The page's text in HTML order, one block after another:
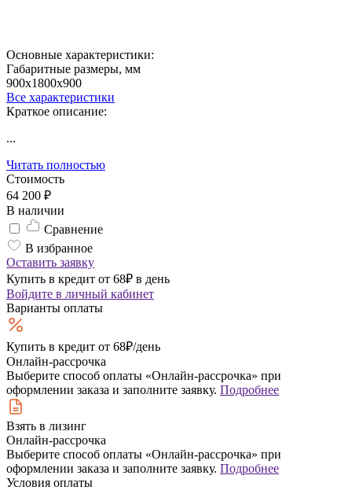
Основные характеристики:
Габаритные размеры, мм
900х1800х900
Все характеристики
Краткое описание:
...
Читать полностью
Стоимость
64 200 ₽
В наличии
Сравнение
В избранное
Оставить заявку
Купить в кредит от 68₽ в день
Войдите в личный кабинет
Варианты оплаты
Купить в кредит от 68₽/день
Онлайн-рассрочка
Выберите способ оплаты «Онлайн-рассрочка» при
оформлении заказа и заполните заявку. Подробнее
Взять в лизинг
Онлайн-рассрочка
Выберите способ оплаты «Онлайн-рассрочка» при
оформлении заказа и заполните заявку. Подробнее
Условия оплаты